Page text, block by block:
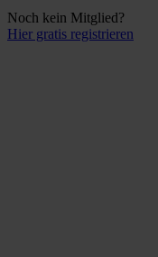
Noch kein Mitglied?
Hier gratis registrieren